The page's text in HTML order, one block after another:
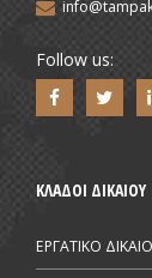
Follow us:
ΚΛΑΔΟΙ ΔΙΚΑΙΟΥ
ΕΡΓΑΤΙΚΟ ΔΙΚΑΙΟ